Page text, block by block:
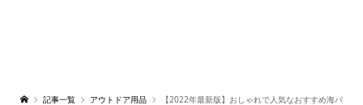
記事一覧 アウトドア用品
【2022年最新版】おしゃれで人気なおすすめ海パ